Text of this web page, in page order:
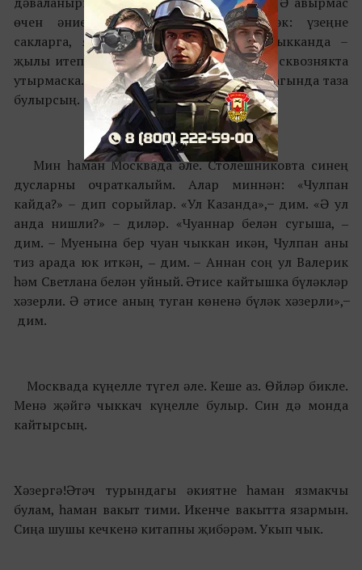
өчен әниеңнең сүзен тыңларга кирәк: үзеңне
сакларга, яланаяк йөрмәскә, тышка чыкканда –
җылы итеп киенергә. Салкын су эчмәскә, сквознякта
утырмаска. Күп итеп ашарга. Ш0vc cул чагында таза
булырсың.
Мин һаман Москвада әле. Столешниковта синең
дусларны очраткалыйм. Алар миннән: «Чулпан
кайда?» – дип сорыйлар. «Ул Казанда», ̶ дим. «Ә ул
анда нишли?» – диләр. «Чуаннар белән сугыша, ‒
дим. – Муенына бер чуан чыккан икән, Чулпан аны
тиз арада юк иткән, ‒ дим. – Аннан соң ул Валерик
һәм Светлана белән уйный. Әтисе кайтышка бүләкләр
хәзерли. Ә әтисе аның туган көненә бүләк хәзерли», ̶
дим.
Москвада күңелле түгел әле. Кеше аз. Өйләр бикле.
Менә җәйгә чыккач күңелле булыр. Син дә монда
кайтырсың.
Хәзергә!Әтәч турындагы әкиятне һаман язмакчы
булам, һаман вакыт тими. Икенче вакытта язармын.
Сиңа шушы кечкенә китапны җибәрәм. Укып чык.